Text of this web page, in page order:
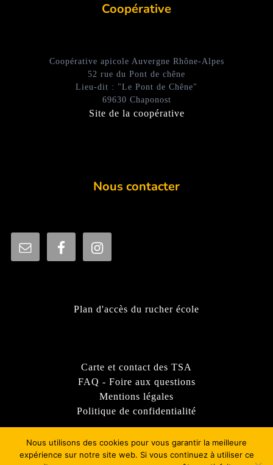
Coopérative
Coopérative apicole Auvergne Rhône-Alpes
52 rue du Pont de chêne
Lieu-dit : "Le Pont de Chêne"
69630 Chaponost
Site de la coopérative
Nous contacter
Plan d'accès du rucher école
Carte et contact des TSA
FAQ - Foire aux questions
Mentions légales
Politique de confidentialité
Nous utilisons des cookies pour vous garantir la meilleure
expérience sur notre site web. Si vous continuez à utiliser ce